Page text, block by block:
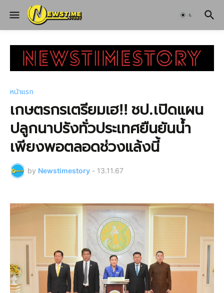
หน้าแรก
เกษตรกรเตรียมเฮ!! ชป.เปิดแผน
ปลูกนาปรังทั่วประเทศยืนยันน้ำ
เพียงพอตลอดช่วงแล้งนี้
by Newstimestory - 13.11.67